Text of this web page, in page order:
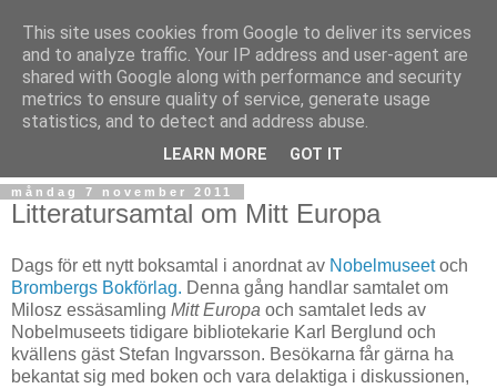
måndag 7 november 2011
Litteratursamtal om Mitt Europa
Dags för ett nytt boksamtal i anordnat av Nobelmuseetoch
Brombergs Bokförlag. Denna gång handlar samtalet om
Milosz essäsamling Mitt Europa och samtalet leds av
Nobelmuseets tidigare bibliotekarie Karl Berglund och
kvällens gäst Stefan Ingvarsson. Besökarna får gärna ha
bekantat sig med boken och vara delaktiga i diskussionen,
This site uses cookies from Google to deliver its services
and to analyze traffic. Your IP address and user-agent are
shared with Google along with performance and security
metrics to ensure quality of service, generate usage
statistics, and to detect and address abuse.
LEARN MORE GOT IT